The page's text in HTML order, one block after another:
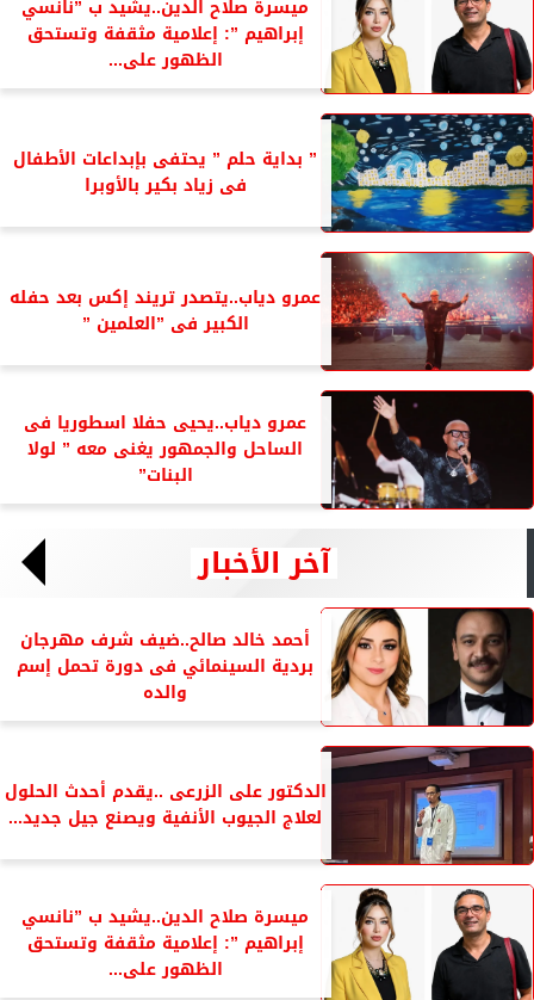
ميسرة صلاح الدين..يشيد ب ”نانسي
إبراهيم ”: إعلامية مثقفة وتستحق
الظهور على...
” بداية حلم ” يحتفى بإبداعات الأطفال
فى زياد بكير بالأوبرا
عمرو دياب..يتصدر تريند إكس بعد حفله
الكبير فى ”العلمين ”
عمرو دياب..يحيى حفلا اسطوريا فى
الساحل والجمهور يغنى معه ” لولا
البنات”
آخر الأخبار
أحمد خالد صالح..ضيف شرف مهرجان
بردية السينمائي فى دورة تحمل إسم
والده
الدكتور على الزرعى ..يقدم أحدث الحلول
لعلاج الجيوب الأنفية ويصنع جيل جديد...
ميسرة صلاح الدين..يشيد ب ”نانسي
إبراهيم ”: إعلامية مثقفة وتستحق
الظهور على...